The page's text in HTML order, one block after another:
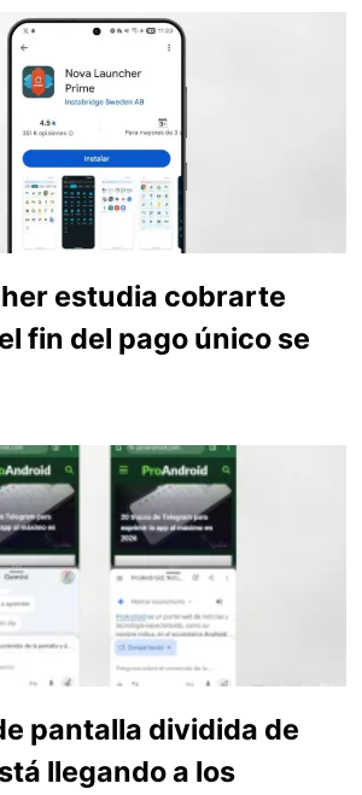
estudia cobrarte
fin del pago único se
pantalla dividida de
llegando a los